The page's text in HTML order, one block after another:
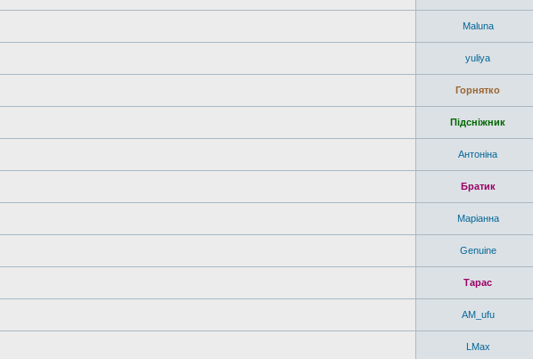
Maluna
yuliya
Горнятко
Підсніжник
Антоніна
Братик
Маріанна
Genuine
Тарас
AM_ufu
LMax